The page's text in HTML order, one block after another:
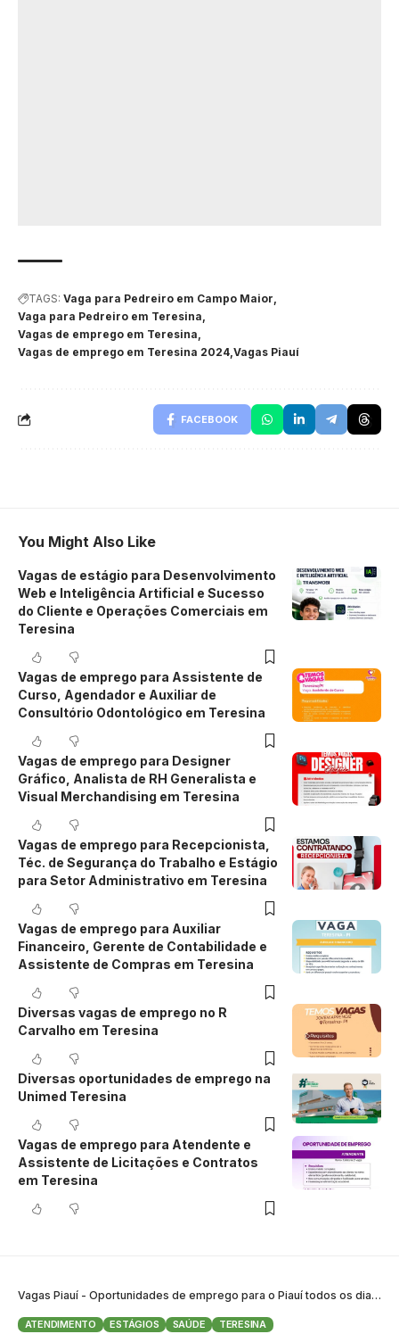
TAGS: Vaga para Pedreiro em Campo Maior
Vaga para Pedreiro em Teresina
Vagas de emprego em Teresina
Vagas de emprego em Teresina 2024 Vagas Piauí
FACEBOOK
You Might Also Like
Vagas de estágio para Desenvolvimento
Web e Inteligência Artificial e Sucesso
do Cliente e Operações Comerciais em
Teresina
Vagas de emprego para Assistente de
Curso, Agendador e Auxiliar de
Consultório Odontológico em Teresina
Vagas de emprego para Designer
Gráfico, Analista de RH Generalista e
Visual Merchandising em Teresina
Vagas de emprego para Recepcionista,
Téc. de Segurança do Trabalho e Estágio
para Setor Administrativo em Teresina
Vagas de emprego para Auxiliar
Financeiro, Gerente de Contabilidade e
Assistente de Compras em Teresina
Diversas vagas de emprego no R
Carvalho em Teresina
Diversas oportunidades de emprego na
Unimed Teresina
Vagas de emprego para Atendente e
Assistente de Licitações e Contratos
em Teresina
Vagas Piauí - Oportunidades de emprego para o Piauí todos os dias>
ATENDIMENTO ESTÁGIOS SAÚDE TERESINA